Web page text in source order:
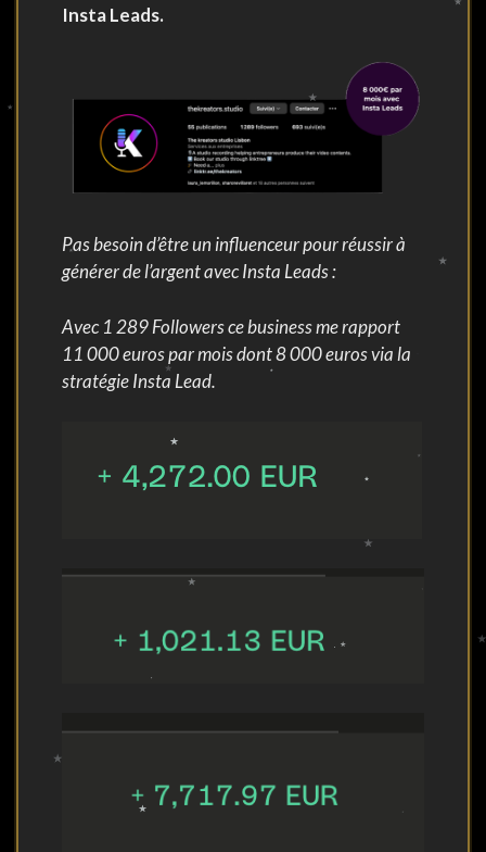
Insta Leads.
Pas besoin d’être un influenceur pour réussir à
générer de l’argent avec Insta Leads :
Avec 1 289 Followers ce business me rapport
11 000 euros par mois dont 8 000 euros via la
stratégie Insta Lead.